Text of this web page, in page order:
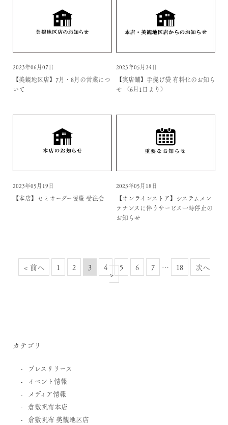
2023年06月07日
【美観地区店】7月・8月の営業につ
いて
2023年05月24日
【実店舗】手提げ袋 有料化のお知ら
せ （6月1日より）
2023年05月19日
【本店】セミオーダー暖簾 受注会
2023年05月18日
【オンラインストア】システムメン
テナンスに伴うサービス一時停止の
お知らせ
< 前へ 1 2 3 4 5 6 7 … 18 次へ
>
カテゴリ
プレスリリース
イベント情報
メディア情報
倉敷帆布本店
倉敷帆布 美観地区店